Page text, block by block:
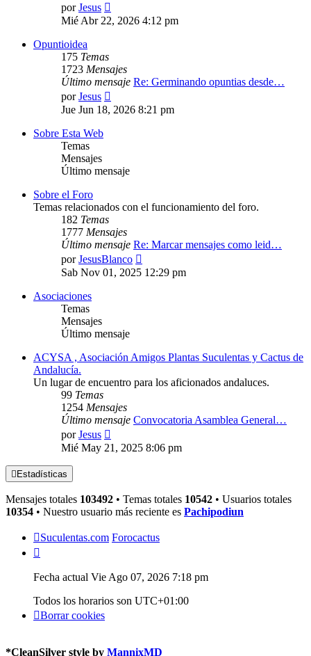
porJesus
último
mensaje
Mié Abr 22, 2026 4:12 pm
Opuntioidea
175 Temas
1723 Mensajes
Último mensaje Re: Germinando opuntias desde…
porJesus
último
Jue Jun 18, 2026 8:21 pm
Sobre Esta Web
Temas
Mensajes
Último mensaje
Sobre el Foro
Temas relacionados con el funcionamiento del foro.
182 Temas
1777 Mensajes
Último mensaje Re: Marcar mensajes como leid…
porJesusBlanco
último
mensaje
Sab Nov 01, 2025 12:29 pm
Asociaciones
Temas
Mensajes
Último mensaje
ACYSA , Asociación Amigos Plantas Suculentas y Cactus de
Andalucía.
Un lugar de encuentro para los aficionados andaluces.
99 Temas
1254 Mensajes
Último mensaje Convocatoria Asamblea General…
porJesus
último
mensaje
Mié May 21, 2025 8:06 pm
Estadísticas
Mensajes totales 103492 • Temas totales 10542 • Usuarios totales
10354 • Nuestro usuario más reciente es Pachipodiun
Suculentas.com Forocactus
Fecha actual Vie Ago 07, 2026 7:18 pm
Todos los horarios son UTC+01:00
Borrar cookies
*CleanSilver style by MannixMD